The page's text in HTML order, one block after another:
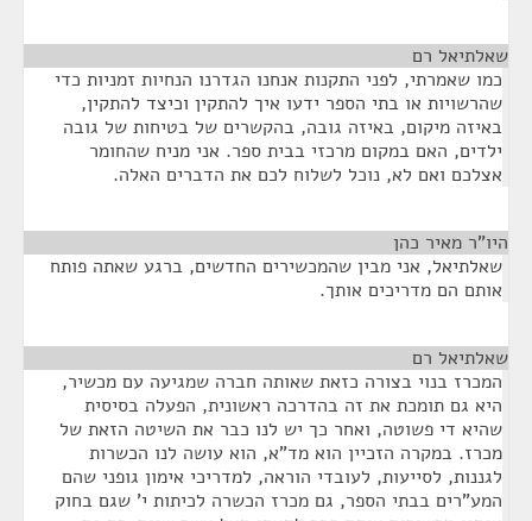
שאלתיאל רם
כמו שאמרתי, לפני התקנות אנחנו הגדרנו הנחיות זמניות כדי
שהרשויות או בתי הספר ידעו איך להתקין וכיצד להתקין,
באיזה מיקום, באיזה גובה, בהקשרים של בטיחות של גובה
ילדים, האם במקום מרכזי בבית ספר. אני מניח שהחומר
אצלכם ואם לא, נוכל לשלוח לכם את הדברים האלה.
היו"ר מאיר כהן
שאלתיאל, אני מבין שהמכשירים החדשים, ברגע שאתה פותח
אותם הם מדריכים אותך.
שאלתיאל רם
המכרז בנוי בצורה כזאת שאותה חברה שמגיעה עם מכשיר,
היא גם תומכת את זה בהדרכה ראשונית, הפעלה בסיסית
שהיא די פשוטה, ואחר כך יש לנו כבר את השיטה הזאת של
מכרז. במקרה הזכיין הוא מד"א, הוא עושה לנו הכשרות
לגננות, לסייעות, לעובדי הוראה, למדריכי אימון גופני שהם
המע"רים בבתי הספר, גם מכרז הכשרה לכיתות י' שגם בחוק